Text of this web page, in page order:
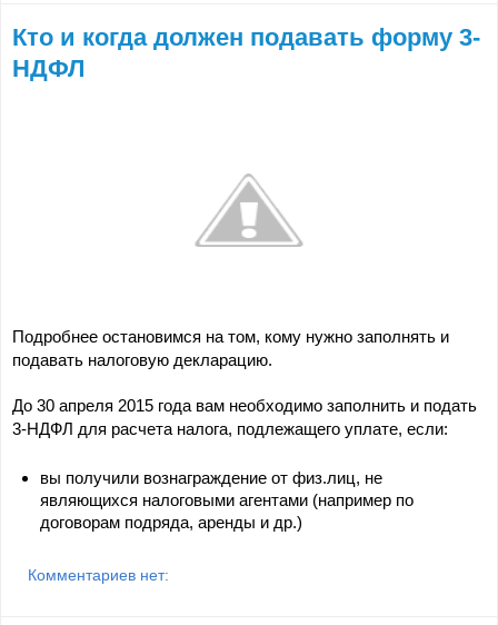
Кто и когда должен подавать форму 3-
НДФЛ
Подробнее остановимся на том, кому нужно заполнять и
подавать налоговую декларацию.
До 30 апреля 2015 года вам необходимо заполнить и подать
3-НДФЛ для расчета налога, подлежащего уплате, если:
вы получили вознаграждение от физ.лиц, не
являющихся налоговыми агентами (например по
договорам подряда, аренды и др.)
Комментариев нет: